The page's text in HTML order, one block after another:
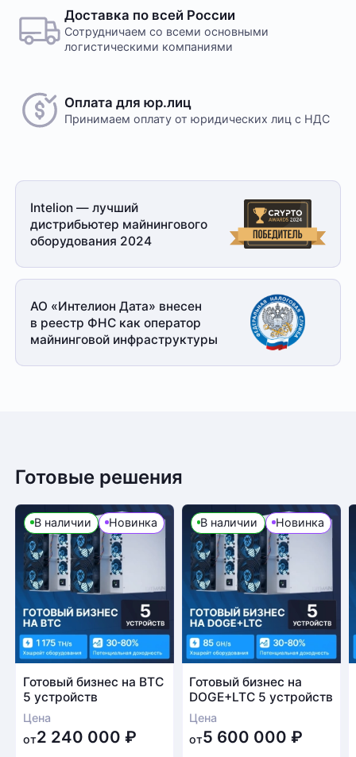
Доставка по всей России
Сотрудничаем со всеми основными
логистическими компаниями
Оплата для юр.лиц
Принимаем оплату от юридических лиц с НДС
Intelion — лучший
дистрибьютер майнингового
оборудования 2024
АО «Интелион Дата» внесен
в реестр ФНС как оператор
майнинговой инфраструктуры
Готовые решения
В наличии Новинка
Готовый бизнес на BTC
5 устройств
Цена
от2 240 000 ₽
В наличии Новинка
Готовый бизнес на
DOGE+LTC 5 устройств
Цена
от5 600 000₽